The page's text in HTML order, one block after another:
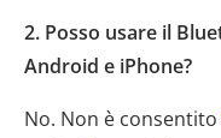
2. Posso usare il
Android e iPhone?
No. Non è consentito